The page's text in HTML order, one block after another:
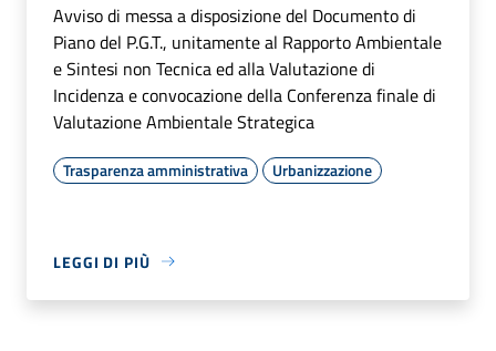
Avviso di messa a disposizione del Documento di
Piano del P.G.T., unitamente al Rapporto Ambientale
e Sintesi non Tecnica ed alla Valutazione di
Incidenza e convocazione della Conferenza finale di
Valutazione Ambientale Strategica
Trasparenza amministrativa Urbanizzazione
LEGGI DI PIÙ